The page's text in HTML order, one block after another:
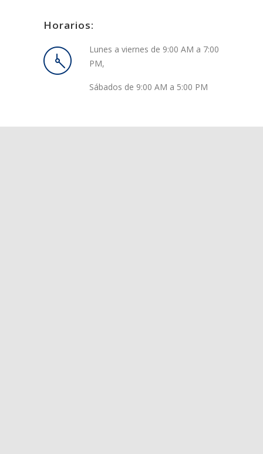
Horarios:
Lunes a viernes de 9:00 AM a 7:00
PM,
Sábados de 9:00 AM a 5:00 PM